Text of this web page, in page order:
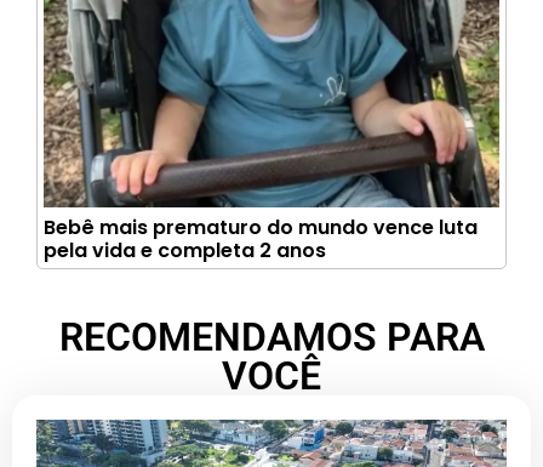
Bebê mais prematuro do mundo vence luta
pela vida e completa 2 anos
RECOMENDAMOS PARA
VOCÊ